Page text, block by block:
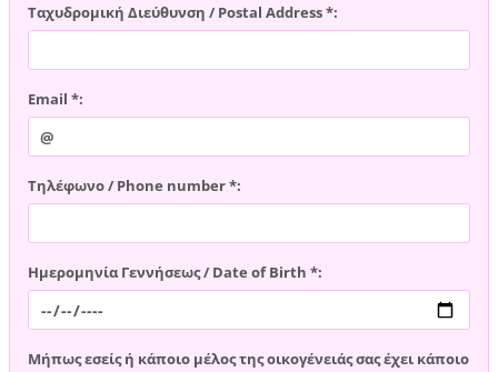
Ταχυδρομική Διεύθυνση / Postal Address *:
Email *:
Τηλέφωνο / Phone number *:
Ημερομηνία Γεννήσεως / Date of Birth *:
Μήπως εσείς ή κάποιο μέλος της οικογένειάς σας έχει κάποιο